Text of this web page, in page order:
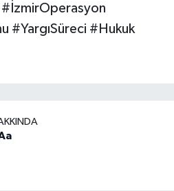
#YargıSüreci #Hukuk